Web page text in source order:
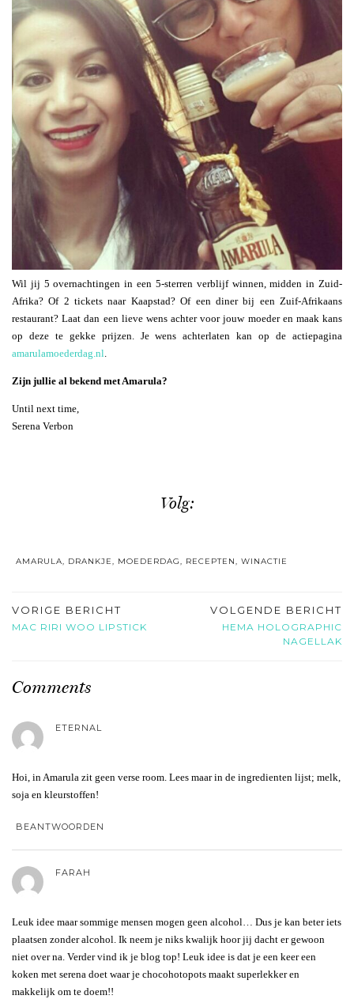
Wil jij 5 overnachtingen in een 5-sterren verblijf winnen, midden in Zuid-
Afrika? Of 2 tickets naar Kaapstad? Of een diner bij een Zuif-Afrikaans
restaurant? Laat dan een lieve wens achter voor jouw moeder en maak kans
op deze te gekke prijzen. Je wens achterlaten kan op de actiepagina
amarulamoederdag.nl
Zijn jullie al bekend met Amarula?
Until next time,
Serena Verbon
Volg:
AMARULA DRANKJE MOEDERDAG RECEPTEN WINACTIE
VORIGE BERICHT
MAC RIRI WOO LIPSTICK
VOLGENDE BERICHT
HEMA HOLOGRAPHIC
NAGELLAK
Comments
ETERNAL
Hoi, in Amarula zit geen verse room. Lees maar in de ingredienten lijst; melk,
soja en kleurstoffen!
BEANTWOORDEN
FARAH
Leuk idee maar sommige mensen mogen geen alcohol… Dus je kan beter iets
plaatsen zonder alcohol. Ik neem je niks kwalijk hoor jij dacht er gewoon
niet over na. Verder vind ik je blog top! Leuk idee is dat je een keer een
koken met serena doet waar je chocohotopots maakt superlekker en
makkelijk om te doem!!